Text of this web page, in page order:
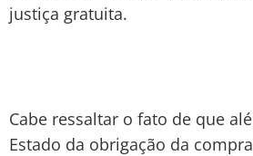
justiça gratuita.
Cabe ressaltar o fato de que
Estado da obrigação da